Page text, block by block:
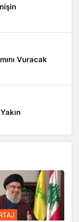
Vuracak
RÖPORTAJ